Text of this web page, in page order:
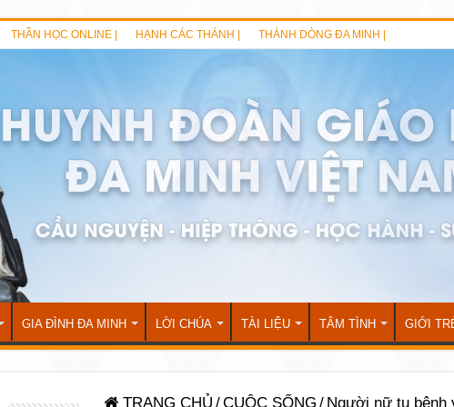
THẦN HỌC ONLINE | HẠNH CÁC THÁNH | THÁNH DÒNG ĐA MINH |
GIA ĐÌNH ĐA MINH LỜI CHÚA TÀI LIỆU TÂM TÌNH GIỚI
TRANG CHỦ /CUỘC SỐNG / Người nữ tu bênh